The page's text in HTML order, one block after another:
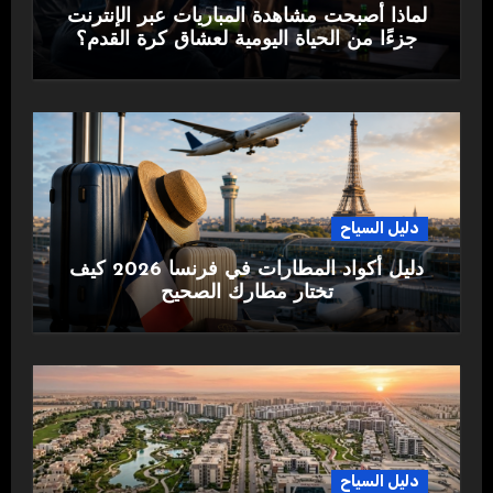
لماذا أصبحت مشاهدة المباريات عبر الإنترنت
جزءًا من الحياة اليومية لعشاق كرة القدم؟
دليل السياح
دليل أكواد المطارات في فرنسا 2026 كيف
تختار مطارك الصحيح
دليل السياح